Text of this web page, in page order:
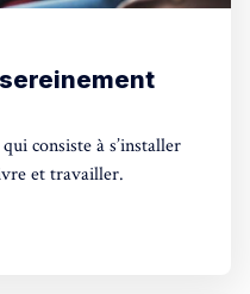
consiste à s’installer
et travailler.